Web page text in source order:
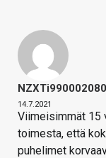
14.7.2021
Viimeisimmät 15
toimesta, että
puhelimet